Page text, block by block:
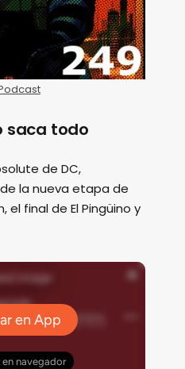
saca todo
de DC,
la nueva etapa de
el final de El Pingüino y